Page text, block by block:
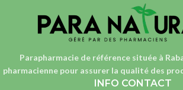
Parapharmacie de référence située à
pharmaciennepour assurer la qualité des
INFO CONTACT